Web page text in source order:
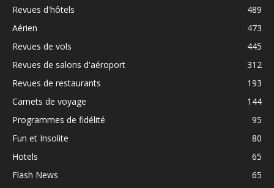
Revues d'hôtels
489
Aérien
473
Revues de vols
445
Revues de salons d'aéroport
312
Revues de restaurants
193
Carnets de voyage
144
Programmes de fidélité
95
Fun et Insolite
80
Hotels
65
Flash News
65